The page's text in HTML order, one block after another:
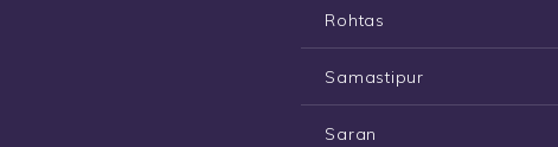
Rohtas
Samastipur
Saran